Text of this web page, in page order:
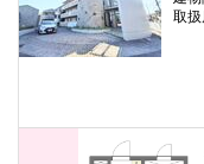
取